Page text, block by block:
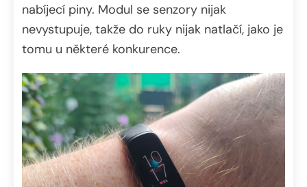
nabíjecí piny. Modul se senzory nijak
nevystupuje, takže do ruky nijak natlačí, jako je
tomu u některé konkurence.